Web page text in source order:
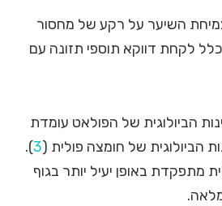
השיער על רקע של מחסור
לקחת דווקא תוספי תזונה עם
הביולוגית של הפולאט עומדת
3
).
מתפקדת באופן יעיל יותר בגוף